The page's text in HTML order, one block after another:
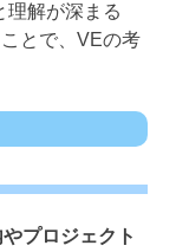
理解が深まる
とで、VEの考
プロジェクト